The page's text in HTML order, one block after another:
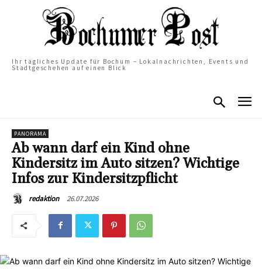
Ihr tägliches Update für Bochum – Lokalnachrichten, Events und
Stadtgeschehen auf einen Blick
PANORAMA
Ab wann darf ein Kind ohne
Kindersitz im Auto sitzen? Wichtige
Infos zur Kindersitzpflicht
redaktion 26.07.2026